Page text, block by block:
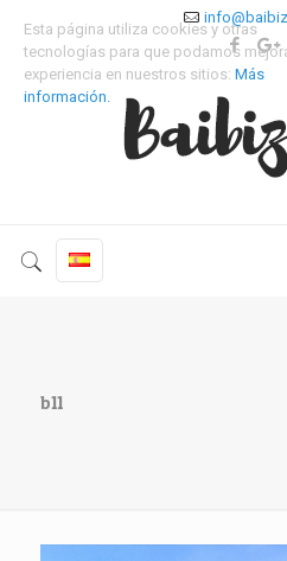
b11
Esta página utiliza cookies y otras
tecnologías para que podamos
experiencia en nuestros sitios: Más
información.